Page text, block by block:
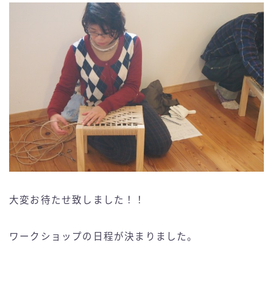
大変お待たせ致しました！！
ワークショップの日程が決まりました。